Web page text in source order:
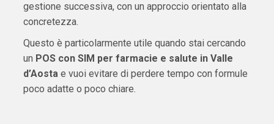
gestione successiva, con un approccio orientato alla
concretezza.
Questo è particolarmente utile quando stai cercando
un POS con SIM per farmacie e salute in Valle
d’Aostae vuoi evitare di perdere tempo con formule
poco adatte o poco chiare.